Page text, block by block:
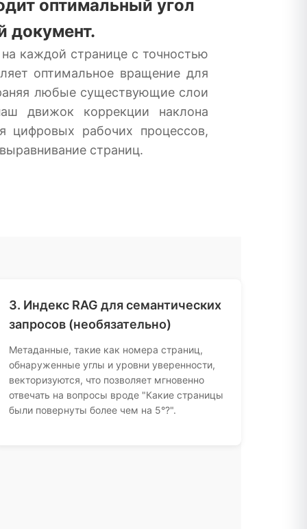
оптимальный угол
документ.
каждой странице с точностью
оптимальное вращение для
любые существующие слои
движок коррекции наклона
цифровых рабочих процессов,
страниц.
3. Индекс RAG для семантических
запросов (необязательно)
Метаданные, такие как номера страниц,
обнаруженные углы и уровни уверенности,
векторизуются, что позволяет мгновенно
отвечать на вопросы вроде "Какие страницы
были повернуты более чем на 5°?".